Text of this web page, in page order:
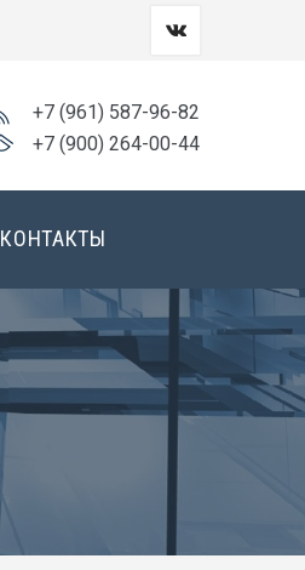
+7 (961) 587-96-82
+7 (900) 264-00-44
КОНТАКТЫ